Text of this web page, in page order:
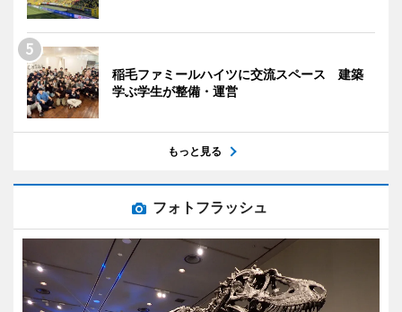
稲毛ファミールハイツに交流スペース 建築
学ぶ学生が整備・運営
もっと見る
フォトフラッシュ